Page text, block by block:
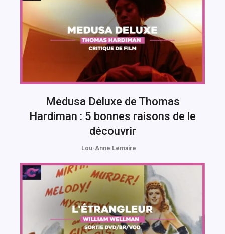
Medusa Deluxe de Thomas
Hardiman : 5 bonnes raisons de le
découvrir
Lou-Anne Lemaire